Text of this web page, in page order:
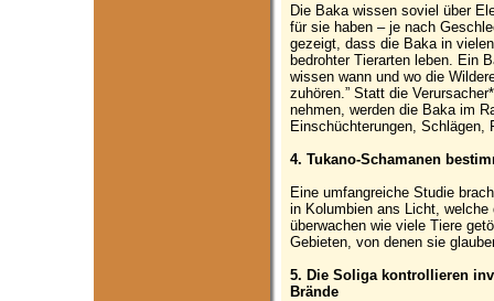
Die Baka wissen soviel über
für sie haben – je nach
gezeigt, dass die Baka in
bedrohter Tierarten leben. Ein
wissen wann und wo die
zuhören.” Statt die
nehmen, werden die Baka im
Einschüchterungen, Schlägen,
4. Tukano-Schamanen
Eine umfangreiche Studie
in Kolumbien ans Licht,
überwachen wie viele Tiere
Gebieten, von denen sie
5. Die Soliga kontrollieren
Brände